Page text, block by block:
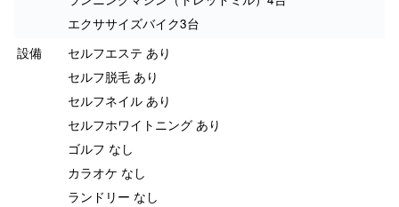
エクササイズバイク3台
設備
セルフエステ あり
セルフ脱毛 あり
セルフネイル あり
セルフホワイトニング あり
ゴルフ なし
カラオケ なし
ランドリー なし